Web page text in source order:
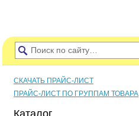
СКАЧАТЬ ПРАЙС-ЛИСТ
ПРАЙС-ЛИСТ ПО ГРУППАМ ТОВАРА
Каталог